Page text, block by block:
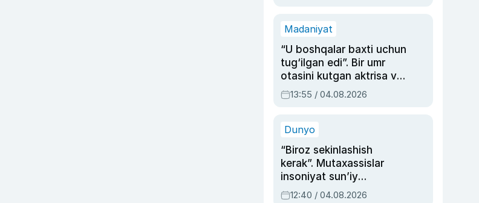
Madaniyat
“U boshqalar baxti uchun
tug‘ilgan edi”. Bir umr
otasini kutgan aktrisa va
dublyaj ustasi Rimma
Ahmedovaning
13:55 / 04.08.2026
Dunyo
“Biroz sekinlashish
kerak”. Mutaxassislar
insoniyat sun’iy
intellektni boshqara
12:40 / 04.08.2026